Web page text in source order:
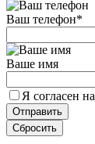
Ваш телефон*
Ваше имя
Я согласен на